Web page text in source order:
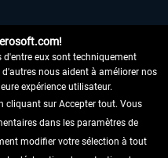
eux sont techniquement
nous aident à améliorer nos
expérience utilisateur.
cliquant sur Accepter tout. Vous
dans les paramètres de
modifier votre sélection à tout